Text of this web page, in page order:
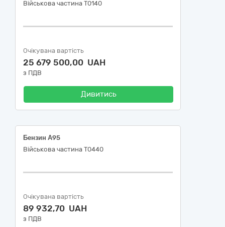
Військова частина Т0140
Очікувана вартість
25 679 500,00 UAH
з ПДВ
Дивитись
Бензин А95
Військова частина Т0440
Очікувана вартість
89 932,70 UAH
з ПДВ